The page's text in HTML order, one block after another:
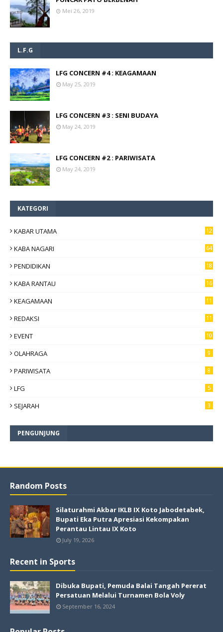
Mei 26, 2019
L.F.G
LFG CONCERN #4 : KEAGAMAAN
May 25, 2019
LFG CONCERN #3 : SENI BUDAYA
May 24, 2019
LFG CONCERN #2 : PARIWISATA
May 24, 2019
KATEGORI
KABAR UTAMA
12
KABA NAGARI 64
PENDIDIKAN 18
KABA RANTAU 16
KEAGAMAAN 11
REDAKSI 11
EVENT 10
OLAHRAGA 9
PARIWISATA 8
LFG 5
SEJARAH 3
PENGUNJUNG
Random Posts
Silaturahmi Akbar IKLB IX Koto Jabodetabek,
Bupati Eka Putra Apresiasi Kekompakan
Perantau Lintau IX Koto
July 19, 2026
Recent in Sports
Dibuka Bupati, Pemuda Balai Tangah Pererat
Persatuan Melalui Turnamen Bola Voly
September 16, 2024